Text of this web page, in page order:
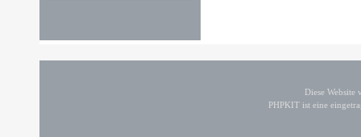
Diese
PHPKIT ist eine